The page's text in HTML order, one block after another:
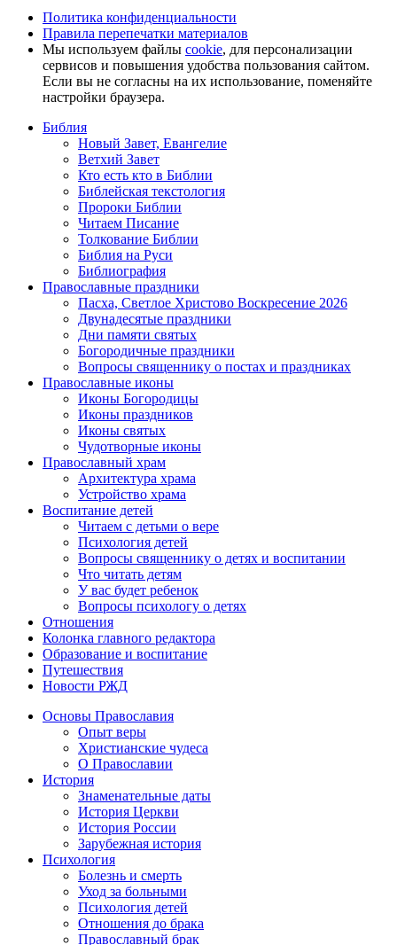
Политика конфиденциальности
Правила перепечатки материалов
Мы используем файлы cookie, для персонализации
сервисов и повышения удобства пользования сайтом.
Если вы не согласны на их использование, поменяйте
настройки браузера.
Библия
Новый Завет, Евангелие
Ветхий Завет
Кто есть кто в Библии
Библейская текстология
Пророки Библии
Читаем Писание
Толкование Библии
Библия на Руси
Библиография
Православные праздники
Пасха, Светлое Христово Воскресение 2026
Двунадесятые праздники
Дни памяти святых
Богородичные праздники
Вопросы священнику о постах и праздниках
Православные иконы
Иконы Богородицы
Иконы праздников
Иконы святых
Чудотворные иконы
Православный храм
Архитектура храма
Устройство храма
Воспитание детей
Читаем с детьми о вере
Психология детей
Вопросы священнику о детях и воспитании
Что читать детям
У вас будет ребенок
Вопросы психологу о детях
Отношения
Колонка главного редактора
Образование и воспитание
Путешествия
Новости РЖД
Основы Православия
Опыт веры
Христианские чудеса
О Православии
История
Знаменательные даты
История Церкви
История России
Зарубежная история
Психология
Болезнь и смерть
Уход за больными
Психология детей
Отношения до брака
Православный брак